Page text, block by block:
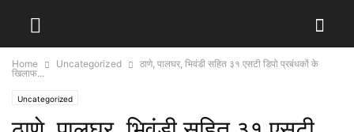
Home Uncategorized
ठाणे, पालघर, भिवंडी सहित ३१ एसटी डिपो प्रबंधकों के
खिलाफ...
Uncategorized